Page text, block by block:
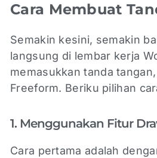
Cara Membuat
Semakin kesini, semakin
langsung di lembar kerja
memasukkan tanda
Freeform. Beriku pilihan
1. Menggunakan Fitur
Cara pertama adalah